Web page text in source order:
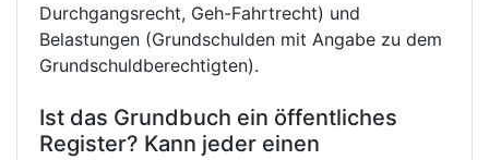
Durchgangsrecht, Geh-Fahrtrecht) und
Belastungen (Grundschulden mit Angabe zu dem
Grundschuldberechtigten).
Ist das Grundbuch ein öffentliches
Register? Kann jeder einen